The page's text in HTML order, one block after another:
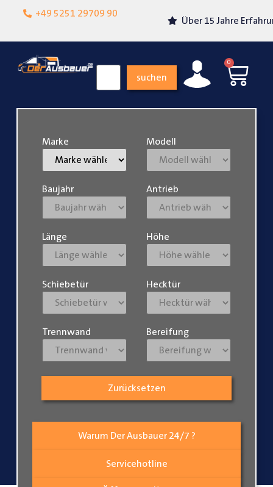
+49 5251 29709 90
Lokalgeschäft in
Über 15 Jahre Erfahrung
suchen
0
Warum Der Ausbauer 24/7 ?
Servicehotline
Marke Modell
Baujahr Antrieb
Länge Höhe
Schiebetür Hecktür
Trennwand Bereifung
Zurücksetzen